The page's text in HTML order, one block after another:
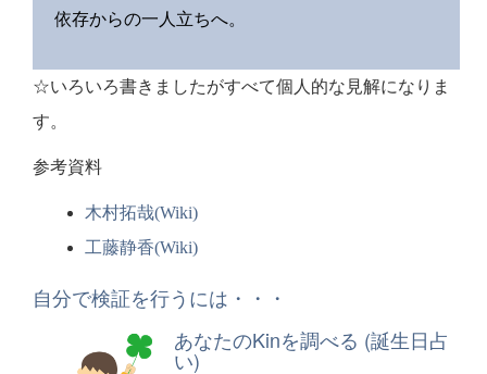
依存からの一人立ちへ。
☆いろいろ書きましたがすべて個人的な見解になりま
す。
参考資料
木村拓哉(Wiki)
工藤静香(Wiki)
自分で検証を行うには・・・
あなたのKinを調べる (誕生日占
い)